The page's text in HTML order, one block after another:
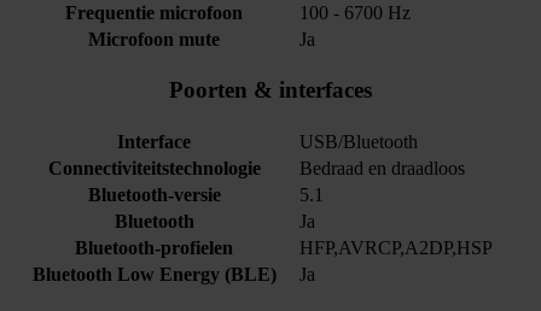
Frequentie microfoon
100 - 6700 Hz
Microfoon mute
Ja
Poorten & interfaces
Interface
USB/Bluetooth
Connectiviteitstechnologie
Bedraad en draadloos
Bluetooth-versie
5.1
Bluetooth
Ja
Bluetooth-profielen
HFP,AVRCP,A2DP,HSP
Bluetooth Low Energy (BLE)
Ja